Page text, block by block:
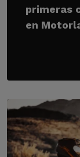
primeras
en